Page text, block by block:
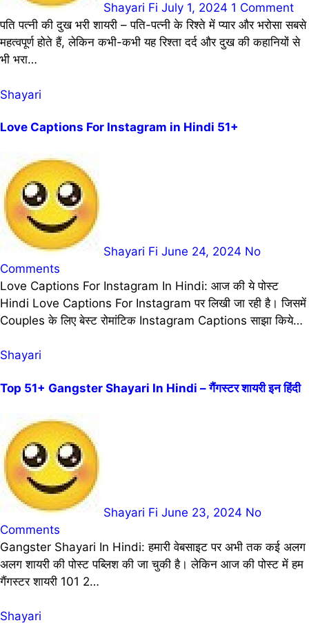
Shayari Fi July 1, 2024 1 Comment
पति पत्नी की दुख भरी शायरी – पति-पत्नी के रिश्ते में प्यार और भरोसा सबसे
महत्वपूर्ण होते हैं, लेकिन कभी-कभी यह रिश्ता दर्द और दुख की कहानियों से
भी भरा…
Shayari
Love Captions For Instagram in Hindi 51+
Shayari Fi June 24, 2024 No
Comments
Love Captions For Instagram In Hindi: आज की ये पोस्ट
Hindi Love Captions For Instagram पर लिखी जा रही है। जिसमें
Couples के लिए बेस्ट रोमांटिक Instagram Captions साझा किये…
Shayari
Top 51+ Gangster Shayari In Hindi – गैंगस्टर शायरी इन हिंदी
Shayari Fi June 23, 2024 No
Comments
Gangster Shayari In Hindi: हमारी वेबसाइट पर अभी तक कई अलग
अलग शायरी की पोस्ट पब्लिश की जा चुकी है। लेकिन आज की पोस्ट में हम
गैंगस्टर शायरी 101 2…
Shayari